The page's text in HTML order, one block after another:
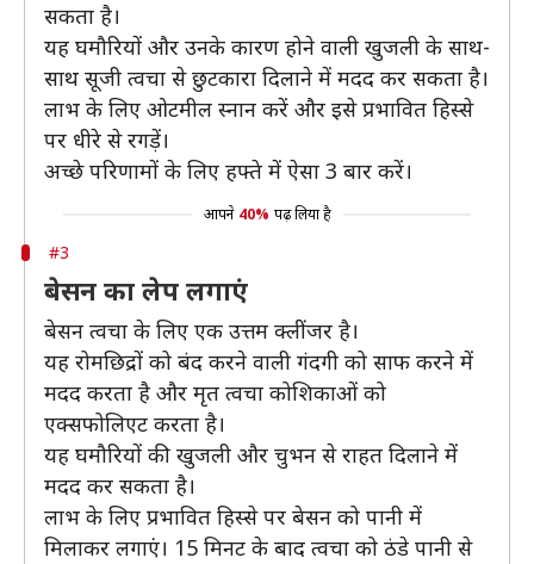
सकता है।
यह घमौरियों और उनके कारण होने वाली खुजली के साथ-
साथ सूजी त्वचा से छुटकारा दिलाने में मदद कर सकता है।
लाभ के लिए ओटमील स्नान करें और इसे प्रभावित हिस्से
पर धीरे से रगड़ें।
अच्छे परिणामों के लिए हफ्ते में ऐसा 3 बार करें।
आपने 40% पढ़ लिया है
#3
बेसन का लेप लगाएं
बेसन त्वचा के लिए एक उत्तम क्लींजर है।
यह रोमछिद्रों को बंद करने वाली गंदगी को साफ करने में
मदद करता है और मृत त्वचा कोशिकाओं को
एक्सफोलिएट करता है।
यह घमौरियों की खुजली और चुभन से राहत दिलाने में
मदद कर सकता है।
लाभ के लिए प्रभावित हिस्से पर बेसन को पानी में
मिलाकर लगाएं। 15 मिनट के बाद त्वचा को ठंडे पानी से